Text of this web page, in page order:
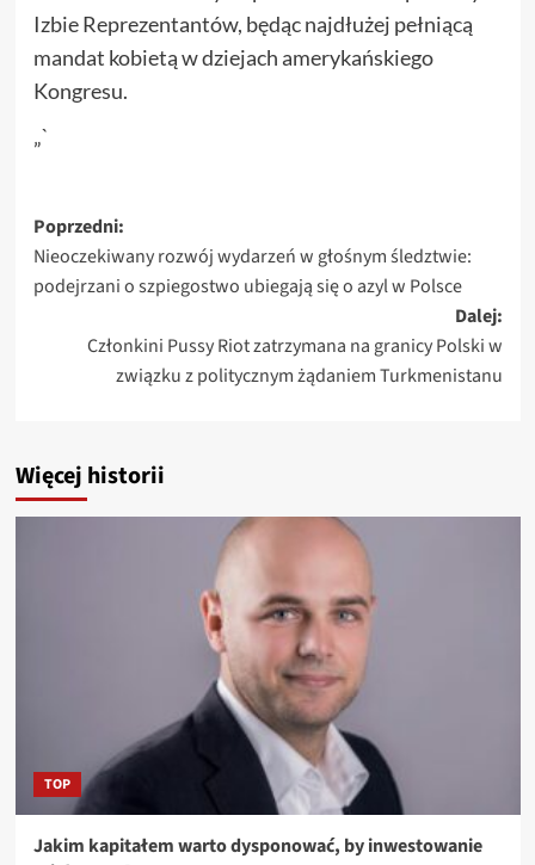
Izbie Reprezentantów, będąc najdłużej pełniącą
mandat kobietą w dziejach amerykańskiego
Kongresu.
„`
Zobacz
wpisy
Poprzedni:
Nieoczekiwany rozwój wydarzeń w głośnym śledztwie:
podejrzani o szpiegostwo ubiegają się o azyl w Polsce
Dalej:
Członkini Pussy Riot zatrzymana na granicy Polski w
związku z politycznym żądaniem Turkmenistanu
Więcej historii
TOP
Jakim kapitałem warto dysponować, by inwestowanie